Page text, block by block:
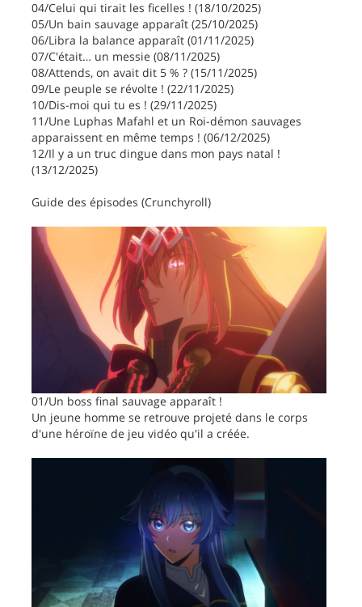
04/Celui qui tirait les ficelles ! (18/10/2025)
05/Un bain sauvage apparaît (25/10/2025)
06/Libra la balance apparaît (01/11/2025)
07/C'était… un messie (08/11/2025)
08/Attends, on avait dit 5 % ? (15/11/2025)
09/Le peuple se révolte ! (22/11/2025)
10/Dis-moi qui tu es ! (29/11/2025)
11/Une Luphas Mafahl et un Roi-démon sauvages
apparaissent en même temps ! (06/12/2025)
12/Il y a un truc dingue dans mon pays natal !
(13/12/2025)
Guide des épisodes (Crunchyroll)
01/Un boss final sauvage apparaît !
Un jeune homme se retrouve projeté dans le corps
d'une héroïne de jeu vidéo qu'il a créée.